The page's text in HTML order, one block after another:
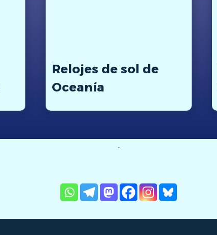
Relojes de sol de
Oceanía
.